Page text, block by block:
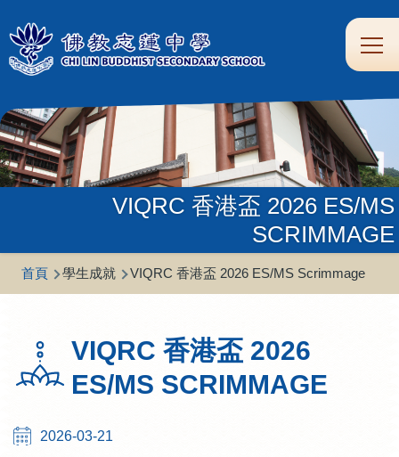
Main
生
涯
劃
家
校
作
校
友
圖
書
園
道
VIQRC 香港盃 2026 ES/MS
SCRIMMAGE
導
航
首頁 學生成就 VIQRC 香港盃 2026 ES/MS Scrimmage
VIQRC 香港盃 2026
ES/MS SCRIMMAGE
2026-03-21